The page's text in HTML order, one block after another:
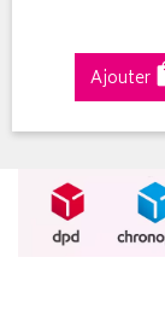
Ajouter